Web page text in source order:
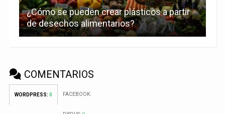
¿Cómo se pueden crear plásticos a partir
de desechos alimentarios?
COMENTARIOS
WORDPRESS: 0 FACEBOOK: